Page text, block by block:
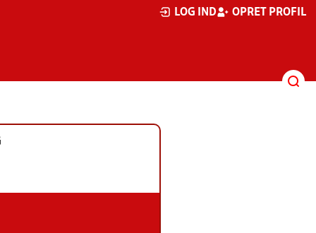
LOG IND OPRET PROFIL